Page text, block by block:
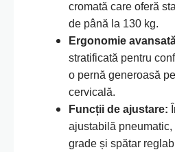
cromată care oferă
de până la 130 kg.
Ergonomie
stratificată pentru
o pernă generoasă
cervicală.
Funcții de ajustare:
ajustabilă
grade și spătar